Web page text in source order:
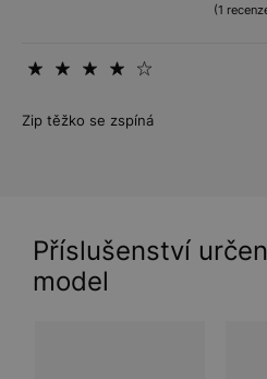
(1
Zip těžko se zspíná
Příslušenství
model